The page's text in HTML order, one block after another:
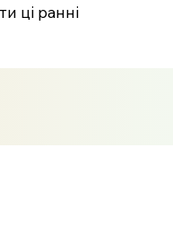
ці ранні